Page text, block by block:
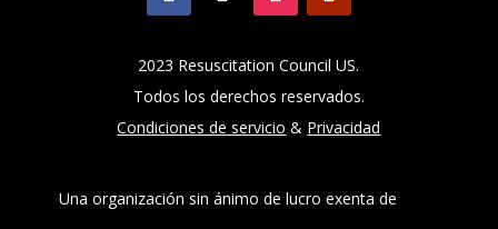
2023 Resuscitation Council US.
Todos los derechos reservados.
Condiciones de servicio & Privacidad
Una organización sin ánimo de lucro exenta de